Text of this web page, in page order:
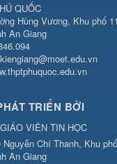
QUỐC
Hùng Vương, Khu phố
An Giang
TRIỂN BỞI
VIÊN TIN HỌC
Nguyễn Chí Thanh, Khu
An Giang